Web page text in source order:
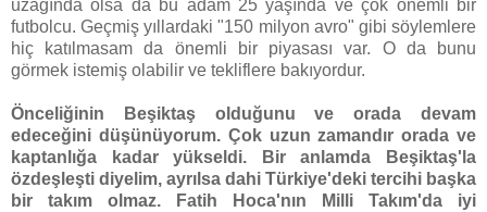
uzağında olsa da bu adam 25 yaşında ve çok önemli bir
futbolcu. Geçmiş yıllardaki "150 milyon avro" gibi söylemlere
hiç katılmasam da önemli bir piyasası var. O da bunu
görmek istemiş olabilir ve tekliflere bakıyordur.
Önceliğinin Beşiktaş olduğunu ve orada devam
edeceğini düşünüyorum. Çok uzun zamandır orada ve
kaptanlığa kadar yükseldi. Bir anlamda Beşiktaş'la
özdeşleşti diyelim, ayrılsa dahi Türkiye'deki tercihi başka
bir takım olmaz. Fatih Hoca'nın Milli Takım'da iyi